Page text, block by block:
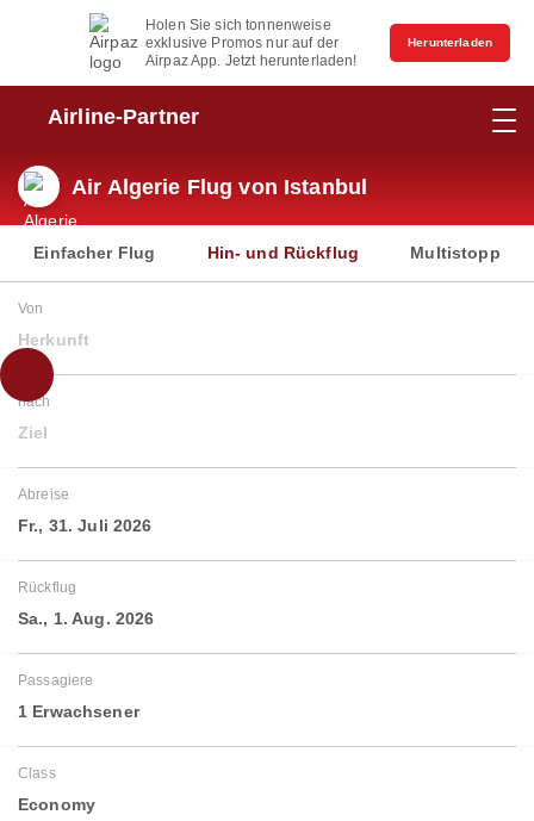
Holen Sie sich tonnenweise
exklusive Promos nur auf der
Airpaz App. Jetzt herunterladen!
Herunterladen
Airline-Partner
Air Algerie Flug von Istanbul
Einfacher Flug Hin- und Rückflug Multistopp
Von
Herkunft
nach
Ziel
Abreise
Fr., 31. Juli 2026
Rückflug
Sa., 1. Aug. 2026
Passagiere
1 Erwachsener
Class
Economy